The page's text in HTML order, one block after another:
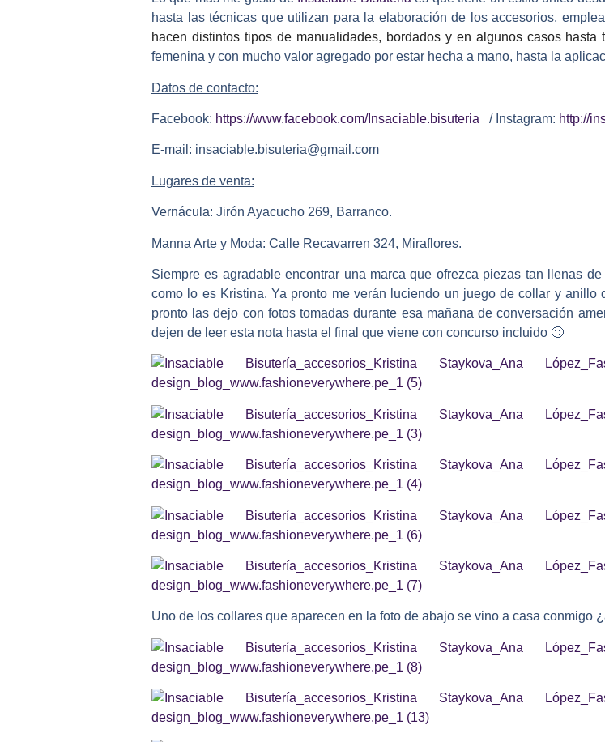
hasta las técnicas que utilizan para la elaboración de los accesorios,
hacen distintos tipos de manualidades, bordados y en algunos casos hasta
femenina y con mucho valor agregado por estar hecha a mano, hasta la
Datos de contacto:
Facebook: https://www.facebook.com/Insaciable.bisuteria / Instagram: http://
E-mail: insaciable.bisuteria@gmail.com
Lugares de venta:
Vernácula: Jirón Ayacucho 269, Barranco.
Manna Arte y Moda: Calle Recavarren 324, Miraflores.
Siempre es agradable encontrar una marca que ofrezca piezas tan llenas
como lo es Kristina. Ya pronto me verán luciendo un juego de collar y anillo
pronto las dejo con fotos tomadas durante esa mañana de conversación
dejen de leer esta nota hasta el final que viene con concurso incluido 🙂
Uno de los collares que aparecen en la foto de abajo se vino a casa conmigo